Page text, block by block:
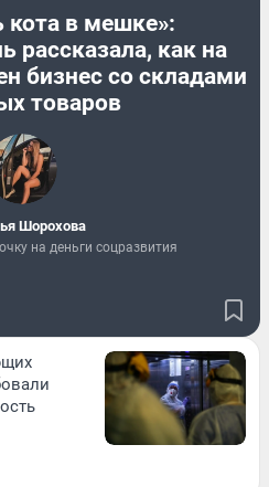
кота в мешке»:
рассказала, как на
бизнес со складами
товаров
Шорохова
на деньги соцразвития